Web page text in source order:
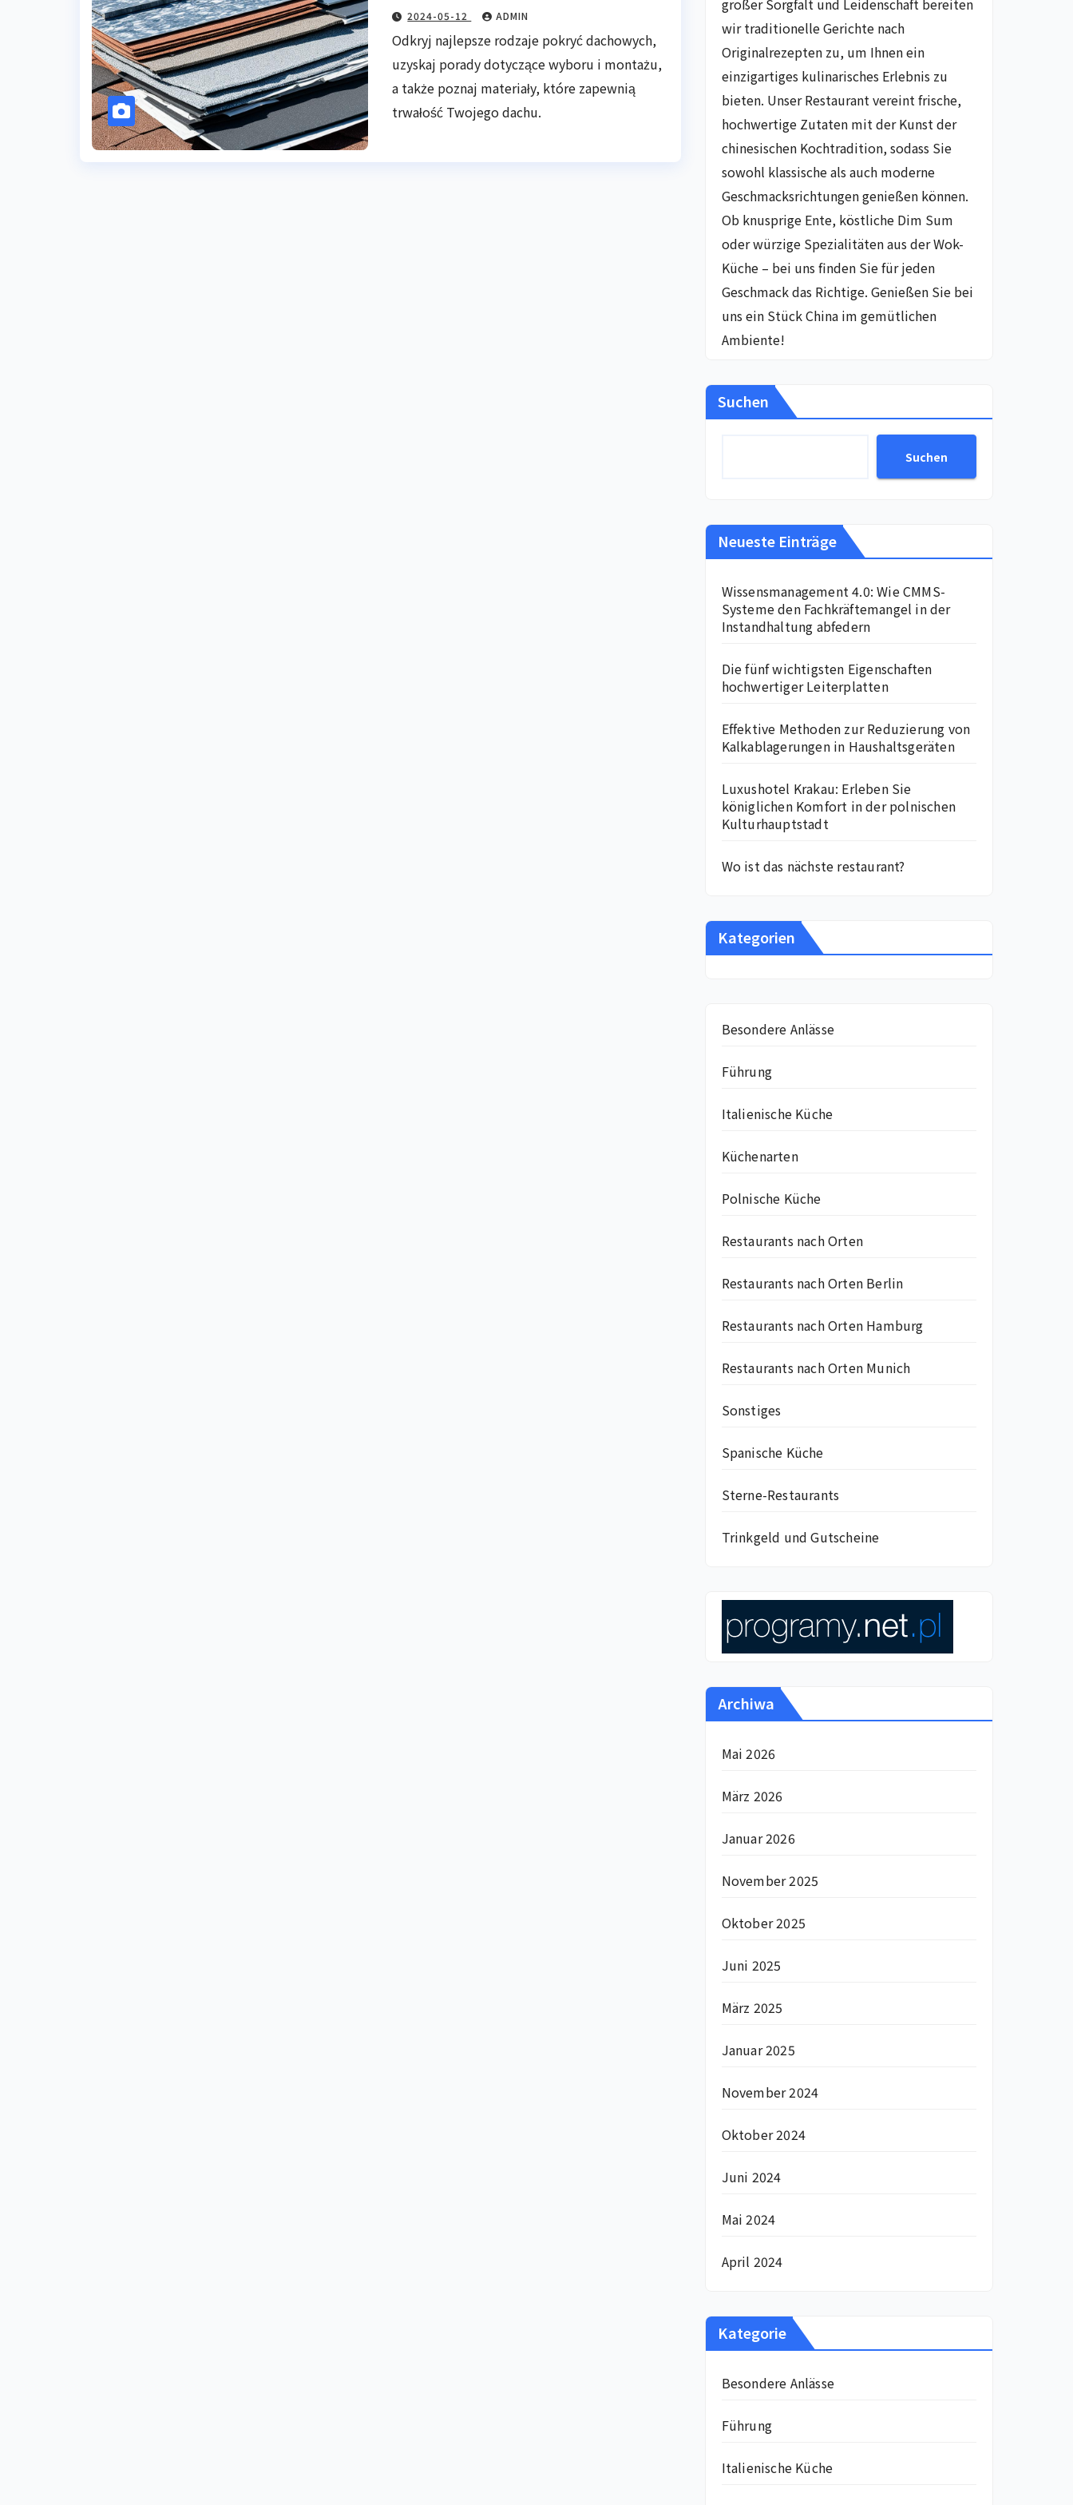
2024-05-12 ADMIN
Odkryj najlepsze rodzaje pokryć dachowych,
uzyskaj porady dotyczące wyboru i montażu,
a także poznaj materiały, które zapewnią
trwałość Twojego dachu.
großer Sorgfalt und Leidenschaft bereiten
wir traditionelle Gerichte nach
Originalrezepten zu, um Ihnen ein
einzigartiges kulinarisches Erlebnis zu
bieten. Unser Restaurant vereint frische,
hochwertige Zutaten mit der Kunst der
chinesischen Kochtradition, sodass Sie
sowohl klassische als auch moderne
Geschmacksrichtungen genießen können.
Ob knusprige Ente, köstliche Dim Sum
oder würzige Spezialitäten aus der Wok-
Küche – bei uns finden Sie für jeden
Geschmack das Richtige. Genießen Sie bei
uns ein Stück China im gemütlichen
Ambiente!
Suchen
Suchen
Neueste Einträge
Wissensmanagement 4.0: Wie CMMS-
Systeme den Fachkräftemangel in der
Instandhaltung abfedern
Die fünf wichtigsten Eigenschaften
hochwertiger Leiterplatten
Effektive Methoden zur Reduzierung von
Kalkablagerungen in Haushaltsgeräten
Luxushotel Krakau: Erleben Sie
königlichen Komfort in der polnischen
Kulturhauptstadt
Wo ist das nächste restaurant?
Kategorien
Besondere Anlässe
Führung
Italienische Küche
Küchenarten
Polnische Küche
Restaurants nach Orten
Restaurants nach Orten Berlin
Restaurants nach Orten Hamburg
Restaurants nach Orten Munich
Sonstiges
Spanische Küche
Sterne-Restaurants
Trinkgeld und Gutscheine
Archiwa
Mai 2026
März 2026
Januar 2026
November 2025
Oktober 2025
Juni 2025
März 2025
Januar 2025
November 2024
Oktober 2024
Juni 2024
Mai 2024
April 2024
Kategorie
Besondere Anlässe
Führung
Italienische Küche